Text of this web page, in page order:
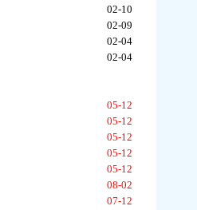
02-10
02-09
02-04
02-04
05-12
05-12
05-12
05-12
05-12
08-02
07-12